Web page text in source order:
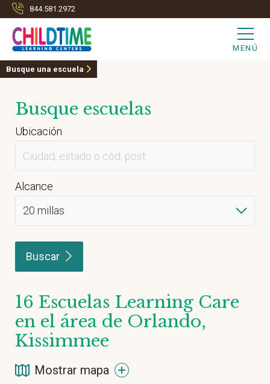
844.581.2972
MENÚ
Busque una escuela
Busque escuelas
Ubicación
Alcance
Buscar
16 Escuelas Learning Care
en el área de Orlando,
Kissimmee
Mostrar mapa